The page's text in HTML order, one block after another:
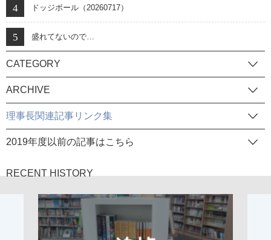
ドッジボール（20260717）
盛れてないので…
CATEGORY
ARCHIVE
理事長関連記事リンク集
2019年度以前の記事はこちら
RECENT HISTORY